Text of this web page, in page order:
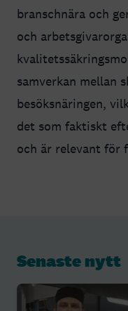
branschnära och
och
samverkan mellan
besöksnäringen,
det som faktiskt
och är relevant för
Senaste nytt